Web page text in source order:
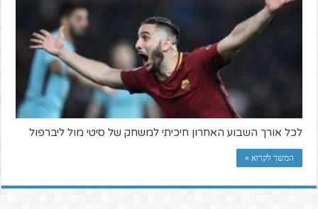
לכל אורך השבוע האחרון חיכיתי למשחק של סיטי מול ליברפול
המשך לקרוא »